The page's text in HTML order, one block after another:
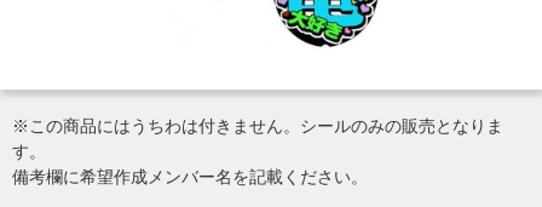
※この商品にはうちわは付きません。シールのみの販売となりま
す。
備考欄に希望作成メンバー名を記載ください。